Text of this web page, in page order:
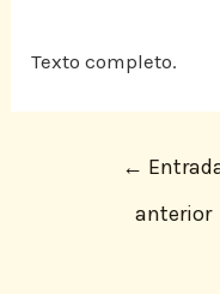
Texto completo.
←
anterior